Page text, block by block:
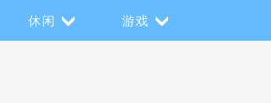
休闲 游戏